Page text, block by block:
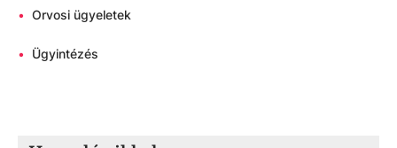
• Orvosi ügyeletek
• Ügyintézés